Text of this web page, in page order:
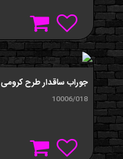
جوراب ساقدار طرح کرومی
10006/018